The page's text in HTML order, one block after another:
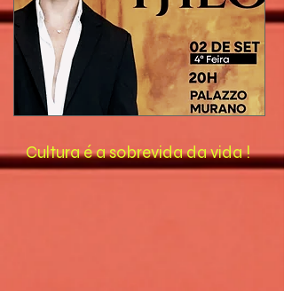
Cultura é a sobrevida da vida !